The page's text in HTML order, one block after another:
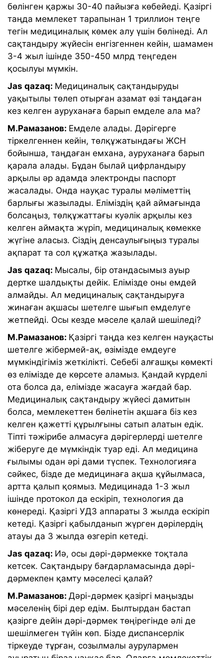
бөлінген қаржы 30-40 пайызға көбейеді. Қазіргі
таңда мемлекет тарапынан 1 триллион теңге
тегін медициналық көмек алу үшін бөлінеді. Ал
сақтандыру жүйесін енгізгеннен кейін, шамамен
3-4 жыл ішінде 350-450 млрд теңгеден
қосылуы мүмкін.
Jas qazaq: Медициналық сақтандыруды
уақытылы төлеп отырған азамат өзі таңдаған
кез келген ауруханаға барып емделе ала ма?
М.Рамазанов: Емделе алады. Дәрігерге
тіркелгеннен кейін, төлқұжатындағы ЖСН
бойынша, таңдаған емхана, ауруханаға барып
қарала алады. Бұдан былай цифрландыру
арқылы әр адамда электронды паспорт
жасалады. Онда науқас туралы мәліметтің
барлығы жазылады. Еліміздің қай аймағында
болсаңыз, төлқұжаттағы куәлік арқылы кез
келген аймақта жүріп, медициналық көмекке
жүгіне аласыз. Сіздің денсаулығыңыз туралы
ақпарат та сол құжатқа жазылады.
Jas qazaq: Мысалы, бір отандасымыз ауыр
дертке шалдықты дейік. Елімізде оны емдей
алмайды. Ал медициналық сақтандыруға
жинаған ақшасы шетелге шығып емделуге
жетпейді. Осы кезде мәселе қалай шешіледі?
М.Рамазанов: Қазіргі таңда кез келген науқасты
шетелге жібермей-ақ, өзімізде емдеуге
мүмкіндігіміз жеткілікті. Себебі алғашқы көмекті
өз елімізде де көрсете аламыз. Қандай күрделі
ота болса да, елімізде жасауға жағдай бар.
Медициналық сақтандыру жүйесі дамитын
болса, мемлекеттен бөлінетін ақшаға біз кез
келген қажетті құрылғыны сатып алатын едік.
Тіпті тәжірибе алмасуға дәрігерлерді шетелге
жіберуге де мүмкіндік туар еді. Ал медицина
ғылымы одан әрі дами түспек. Технологияға
сәйкес, бізде де медицинаға ақша құйылмаса,
артта қалып қоямыз. Медицинада 1-3 жыл
ішінде протокол да ескіріп, технология да
көнереді. Қазіргі УДЗ аппараты 3 жылда ескіріп
кетеді. Қазіргі қабылданып жүрген дәрілердің
атауы да 3 жылда өзгеріп кетеді.
Jas qazaq: Иә, осы дәрі-дәрмекке тоқтала
кетсек. Сақтандыру бағдарламасында дәрі-
дәрмекпен қамту мәселесі қалай?
М.Рамазанов: Дәрі-дәрмек қазіргі маңызды
мәселенің бірі дер едім. Былтырдан бастап
қазірге дейін дәрі-дәрмек төңірегінде әлі де
шешілмеген түйін көп. Бізде диспансерлік
тіркеуде тұрған, созылмалы аурулармен